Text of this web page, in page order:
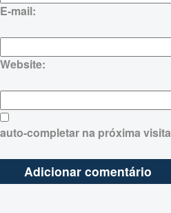
E-mail:
Website:
auto-completar na próxima visita